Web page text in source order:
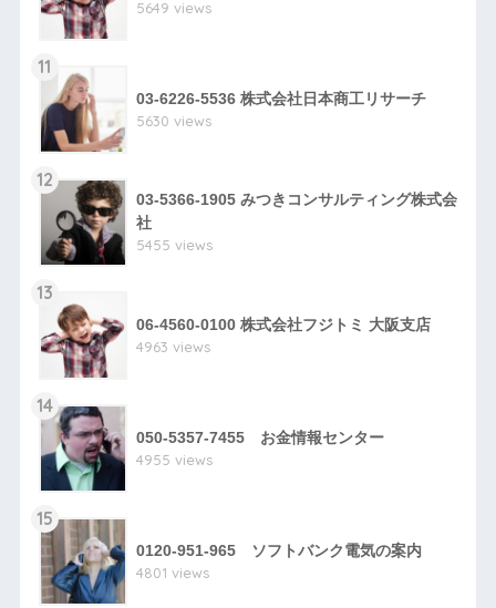
5649 views
11
03-6226-5536 株式会社日本商工リサーチ
5630 views
12
03-5366-1905 みつきコンサルティング株式会
社
5455 views
13
06-4560-0100 株式会社フジトミ 大阪支店
4963 views
14
050-5357-7455 お金情報センター
4955 views
15
0120-951-965 ソフトバンク電気の案内
4801 views